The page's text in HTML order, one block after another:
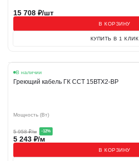
15 708 ₽/шт
В КОРЗИНУ
КУПИТЬ В 1 КЛИК
Акция
В наличии
Греющий кабель ГК ССТ 15ВТХ2-ВР
Мощность (Вт)
5 958₽/м -12%
5 243 ₽/м
В КОРЗИНУ